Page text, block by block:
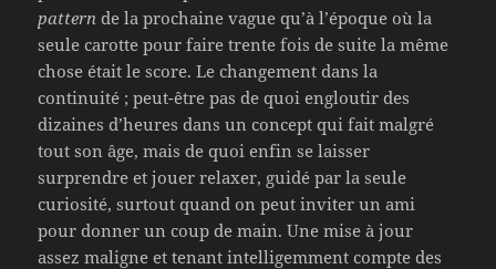
pattern de la prochaine vague qu’à l’époque où la
seule carotte pour faire trente fois de suite la même
chose était le score. Le changement dans la
continuité ; peut-être pas de quoi engloutir des
dizaines d’heures dans un concept qui fait malgré
tout son âge, mais de quoi enfin se laisser
surprendre et jouer relaxer, guidé par la seule
curiosité, surtout quand on peut inviter un ami
pour donner un coup de main. Une mise à jour
assez maligne et tenant intelligemment compte des